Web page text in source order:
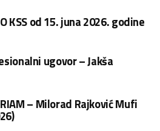
KSS od 15. juna 2026. godine
ugovor – Jakša
– Milorad Rajković Mufi